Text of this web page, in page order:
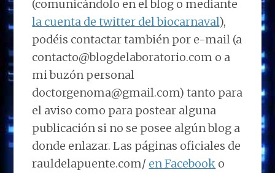
(comunicándolo en el blog o mediante
la cuenta de twitter del biocarnaval),
podéis contactar también por e-mail (a
contacto@blogdelaboratorio.com o a
mi buzón personal
doctorgenoma@gmail.com) tanto para
el aviso como para postear alguna
publicación si no se posee algún blog a
donde enlazar. Las páginas oficiales de
rauldelapuente.com/ en Facebook o